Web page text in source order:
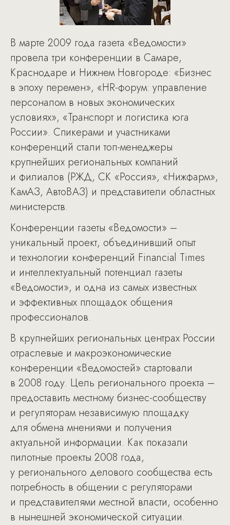
В марте 2009 года газета «Ведомости»
провела три конференции в Самаре,
Краснодаре и Нижнем Новгороде: «Бизнес
в эпоху перемен», «HR-форум: управление
персоналом в новых экономических
условиях», «Транспорт и логистика юга
России». Спикерами и участниками
конференций стали топ-менеджеры
крупнейших региональных компаний
и филиалов (РЖД, СК «Россия», «Нижфарм»,
КамАЗ, АвтоВАЗ) и представители областных
министерств.
Конференции газеты «Ведомости» –
уникальный проект, объединивший опыт
и технологии конференций Financial Times
и интеллектуальный потенциал газеты
«Ведомости», и одна из самых известных
и эффективных площадок общения
профессионалов.
В крупнейших региональных центрах России
отраслевые и макроэкономические
конференции «Ведомостей» стартовали
в 2008 году. Цель регионального проекта –
предоставить местному бизнес-сообществу
и регуляторам независимую площадку
для обмена мнениями и получения
актуальной информации. Как показали
пилотные проекты 2008 года,
у регионального делового сообщества есть
потребность в общении с регуляторами
и представителями местной власти, особенно
в нынешней экономической ситуации.